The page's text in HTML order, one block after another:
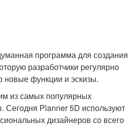
программа для создания
разработчики регулярно
функции и эскизы.
из самых популярных
Сегодня Planner 5D используют
дизайнеров со всего